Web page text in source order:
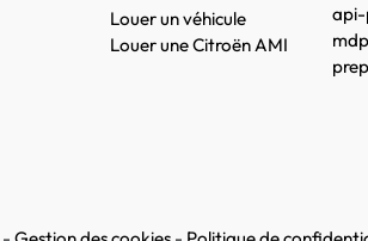
Louer un véhicule
Louer une Citroën AMI
api-